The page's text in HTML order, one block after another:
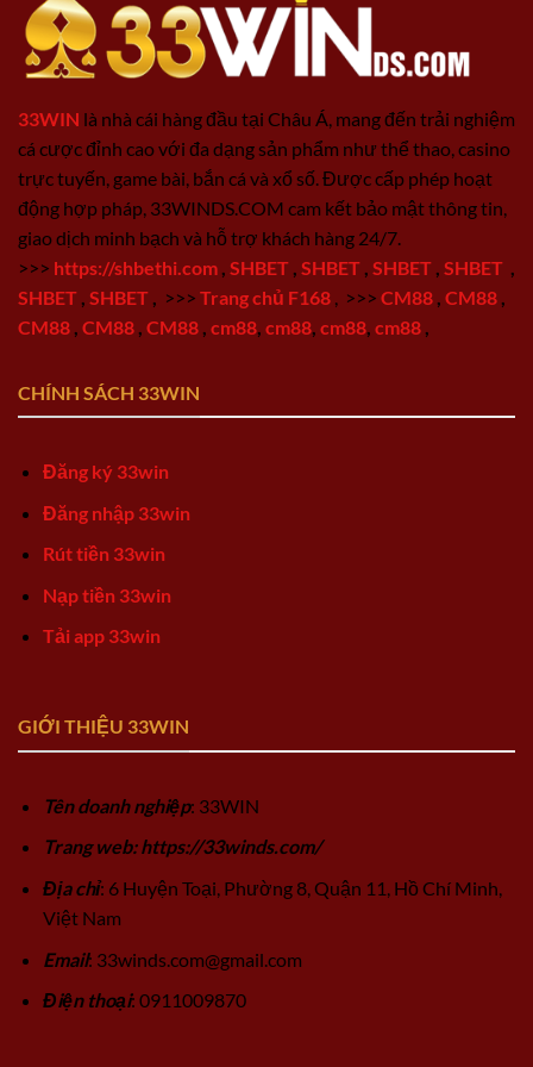
33WIN là nhà cái hàng đầu tại Châu Á, mang đến trải nghiệm
cá cược đỉnh cao với đa dạng sản phẩm như thể thao, casino
trực tuyến, game bài, bắn cá và xổ số. Được cấp phép hoạt
động hợp pháp, 33WINDS.COM cam kết bảo mật thông tin,
giao dịch minh bạch và hỗ trợ khách hàng 24/7.
>>> https://shbethi.com SHBET SHBET SHBET SHBET
SHBET SHBET >>> Trang chủ F168 >>> CM88 CM88
CM88 CM88 CM88 cm88 cm88 cm88 cm88
CHÍNH SÁCH 33WIN
Đăng ký 33win
Đăng nhập 33win
Rút tiền 33win
Nạp tiền 33win
Tải app 33win
GIỚI THIỆU 33WIN
Tên doanh nghiệp: 33WIN
Trang web: https://33winds.com/
Địa chỉ: 6 Huyện Toại, Phường 8, Quận 11, Hồ Chí Minh,
Việt Nam
Email: 33winds.com@gmail.com
Điện thoại: 0911009870